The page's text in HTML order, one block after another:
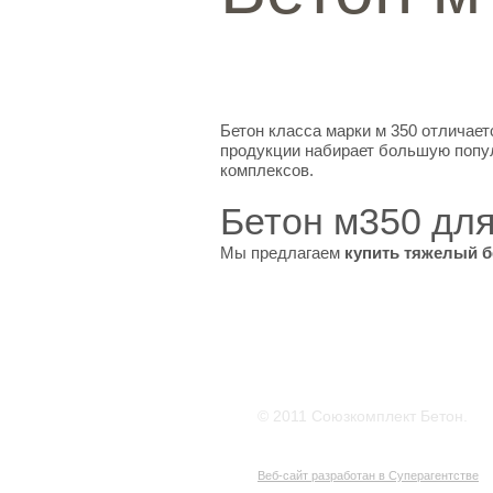
Бетон класса марки м 350
продукции набирает большую
комплексов.
Бетон м350
Мы предлагаем купить тяжелый
© 2011 Союзкомплект Бетон.
Веб-сайт разработан в Суперагентстве